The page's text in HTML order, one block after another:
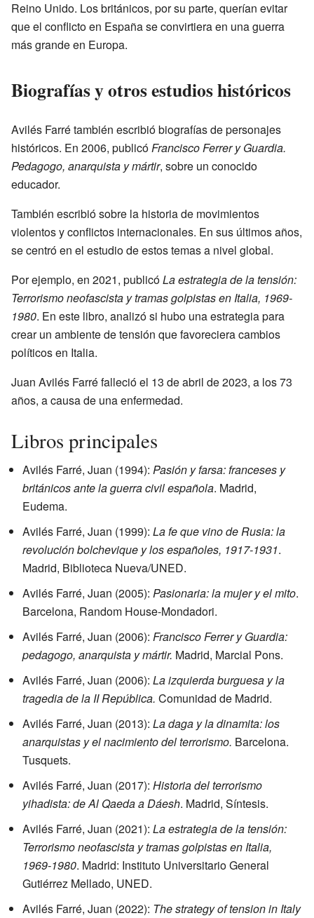
Reino Unido. Los británicos, por su parte, querían evitar
que el conflicto en España se convirtiera en una guerra
más grande en Europa.
Biografías y otros estudios históricos
Avilés Farré también escribió biografías de personajes
históricos. En 2006, publicóFrancisco Ferrer y Guardia.
Pedagogo, anarquista y mártir, sobre un conocido
educador.
También escribió sobre la historia de movimientos
violentos y conflictos internacionales. En sus últimos años,
se centró en el estudio de estos temas a nivel global.
Por ejemplo, en 2021, publicóLa estrategia de la tensión:
Terrorismo neofascista y tramas golpistas en Italia, 1969-
1980. En este libro, analizó si hubo una estrategia para
crear un ambiente de tensión que favoreciera cambios
políticos en Italia.
Juan Avilés Farré falleció el 13 de abril de 2023, a los 73
años, a causa de una enfermedad.
Libros principales
Avilés Farré, Juan (1994): Pasión y farsa: franceses y
británicos ante la guerra civil española. Madrid,
Eudema.
Avilés Farré, Juan (1999): La fe que vino de Rusia: la
revolución bolchevique y los españoles, 1917-1931.
Madrid, Biblioteca Nueva/UNED.
Avilés Farré, Juan (2005): Pasionaria: la mujer y el mito.
Barcelona, Random House-Mondadori.
Avilés Farré, Juan (2006): Francisco Ferrer y Guardia:
pedagogo, anarquista y mártir. Madrid, Marcial Pons.
Avilés Farré, Juan (2006): La izquierda burguesa y la
tragedia de la II República. Comunidad de Madrid.
Avilés Farré, Juan (2013): La daga y la dinamita: los
anarquistas y el nacimiento del terrorismo. Barcelona.
Tusquets.
Avilés Farré, Juan (2017): Historia del terrorismo
yihadista: de Al Qaeda a Dáesh. Madrid, Síntesis.
Avilés Farré, Juan (2021): La estrategia de la tensión:
Terrorismo neofascista y tramas golpistas en Italia,
1969-1980. Madrid: Instituto Universitario General
Gutiérrez Mellado, UNED.
Avilés Farré, Juan (2022): The strategy of tension in Italy